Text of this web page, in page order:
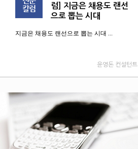
럼] 지금은 채용도 랜선
으로 뽑는 시대
지금은 채용도 랜선으로 뽑는 시대 ...
윤영돈 컨설턴트